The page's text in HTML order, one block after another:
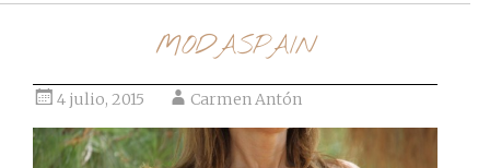
MODASPAIN
4 julio, 2015 Carmen Antón